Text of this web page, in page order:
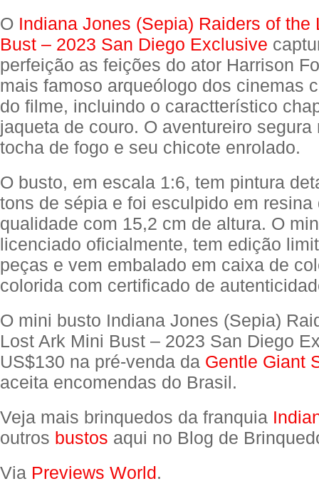
O Indiana Jones (Sepia) Raiders of the
Bust – 2023 San Diego Exclusive
perfeição as feições do ator Harrison
mais famoso arqueólogo dos cinemas
do filme, incluindo o caractterístico
jaqueta de couro. O aventureiro segura
tocha de fogo e seu chicote enrolado.
O busto, em escala 1:6, tem pintura
tons de sépia e foi esculpido em resina
qualidade com 15,2 cm de altura. O
licenciado oficialmente, tem edição
peças e vem embalado em caixa de
colorida com certificado de
O mini busto Indiana Jones (Sepia)
Lost Ark Mini Bust – 2023 San Diego
US$130 na pré-venda da Gentle Giant
aceita encomendas do Brasil.
Veja mais brinquedos da franquia
outros bustos aqui no Blog de
Via Previews World.